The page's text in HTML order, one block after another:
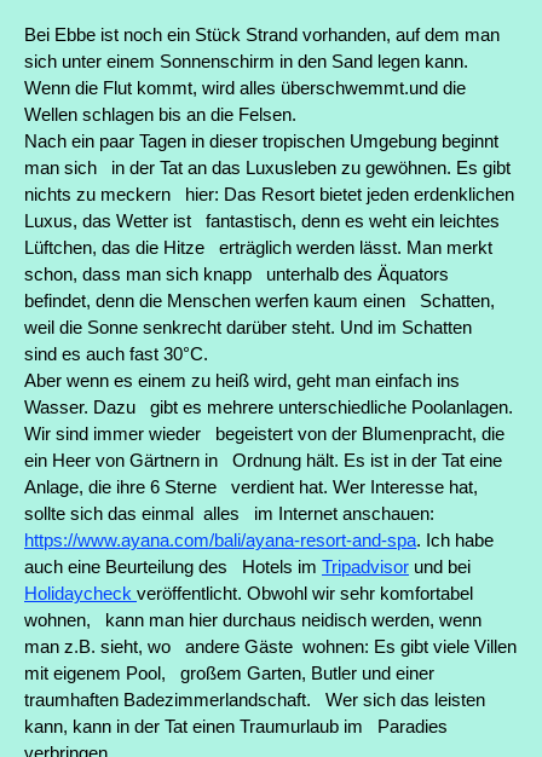
Bei Ebbe ist noch ein Stück Strand vorhanden, auf dem man
sich unter einem Sonnenschirm in den Sand legen kann.
Wenn die Flut kommt, wird alles überschwemmt.und die
Wellen schlagen bis an die Felsen.
Nach ein paar Tagen in dieser tropischen Umgebung beginnt
man sich in der Tat an das Luxusleben zu gewöhnen. Es gibt
nichts zu meckern hier: Das Resort bietet jeden erdenklichen
Luxus, das Wetter ist fantastisch, denn es weht ein leichtes
Lüftchen, das die Hitze erträglich werden lässt. Man merkt
schon, dass man sich knapp unterhalb des Äquators
befindet, denn die Menschen werfen kaum einen Schatten,
weil die Sonne senkrecht darüber steht. Und im Schatten
sind es auch fast 30°C.
Aber wenn es einem zu heiß wird, geht man einfach ins
Wasser. Dazu gibt es mehrere unterschiedliche Poolanlagen.
Wir sind immer wieder begeistert von der Blumenpracht, die
ein Heer von Gärtnern in Ordnung hält. Es ist in der Tat eine
Anlage, die ihre 6 Sterne verdient hat. Wer Interesse hat,
sollte sich das einmal alles im Internet anschauen:
https://www.ayana.com/bali/ayana-resort-and-spa. Ich habe
auch eine Beurteilung des Hotels im Tripadvisor und bei
Holidaycheck veröffentlicht. Obwohl wir sehr komfortabel
wohnen, kann man hier durchaus neidisch werden, wenn
man z.B. sieht, wo andere Gäste wohnen: Es gibt viele Villen
mit eigenem Pool, großem Garten, Butler und einer
traumhaften Badezimmerlandschaft. Wer sich das leisten
kann, kann in der Tat einen Traumurlaub im Paradies
verbringen.